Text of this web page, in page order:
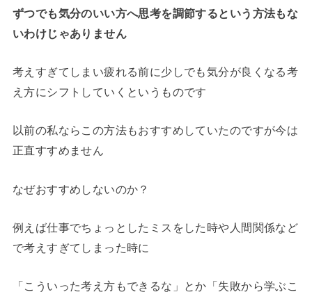
ずつでも気分のいい方へ思考を調節するという方法もな
いわけじゃありません
考えすぎてしまい疲れる前に少しでも気分が良くなる考
え方にシフトしていくというものです
以前の私ならこの方法もおすすめしていたのですが今は
正直すすめません
なぜおすすめしないのか？
例えば仕事でちょっとしたミスをした時や人間関係など
で考えすぎてしまった時に
「こういった考え方もできるな」とか「失敗から学ぶこ